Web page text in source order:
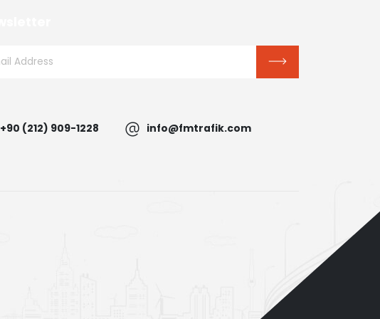
+90 (212) 909-1228 info@fmtrafik.com